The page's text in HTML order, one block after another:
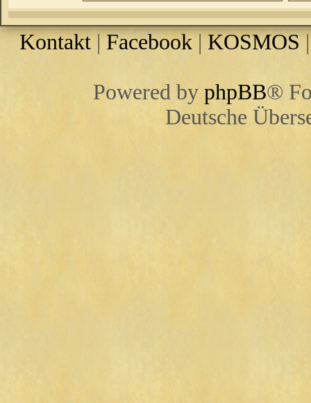
Kontakt |Facebook | KOSMOS
Powered by phpBB®
Deutsche